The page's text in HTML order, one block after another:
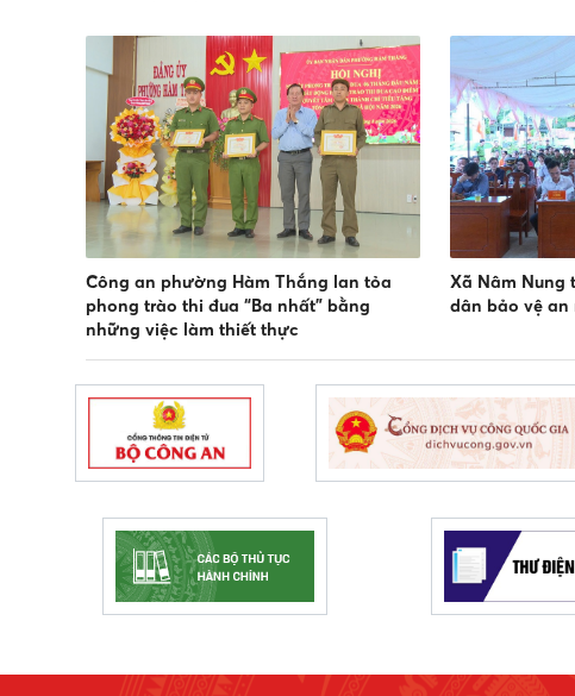
Công an phường Hàm Thắng lan tỏa
phong trào thi đua “Ba nhất” bằng
những việc làm thiết thực
Xã Nâm Nung
dân bảo vệ an